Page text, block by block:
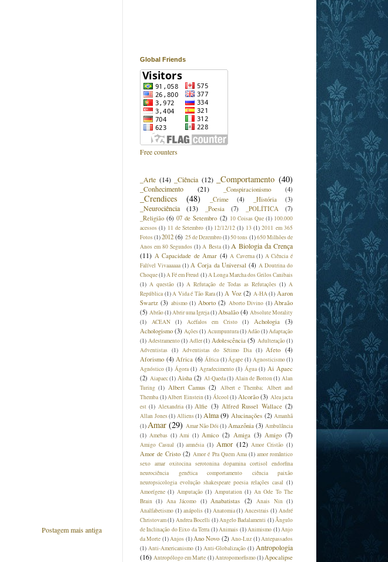
Postagem mais antiga
Global Friends
Free counters
_Arte (14) _Ciência (12) _Comportamento (40)
_Conhecimento (21) _Conspiracionismo (4)
_Crendices (48) _Crime (4) _História (3)
_Neurociência (13) _Poesia (7) _POLÍTICA
(7)
_Religião (6) 07 de Setembro (2) 10 Coisas Que (1) 100.000
acessos (1) 11 de Setembro (1) 12/12/12 (1) 13 (1) 2011 em 365
Fotos(1)2012 (6) 25 de Dezembro(1)50 tons (1)650 Milhões de
Anos em 80 Segundos (1) A Besta (1) A Biologia da Crença
(11) A Capacidade de Amar (4) A Caverna (1) A Ciência é
Falível Vivaaaaaa (1) A Corja da Universal (4) A Doutrina do
Choque(1)A Fé em Freud (1)A Longa Marcha dos Grilos Canibais
(1) A questão (1) A Refutação de Todas as Refutações (1) A
República (1) A Vida é Tão Rara (1) A Voz (2) A-HA (1) Aaron
Swartz (3) abismo (1) Aborto (2) Aborto Divino (1) Abraão
(5) Abrão(1)Abrir uma Igreja(1)Absalão (4) Absolute Morality
(1)
ACEAN (1) Acéfalos em Cristo (1) Achologia
(3)
Achologismo (3) Ações(1) Acumpuntura(1)Adão(1)Adaptação
(1) Adestramento(1) Adler(1) Adolescência (5) Adulteração(1)
Adventistas (1) Adventistas do Sétimo Dia (1) Afeto (4)
Aforismo (4) Africa (6) África (1)Ágape (1) Agnosticismo(1)
Agnóstico (1) Ágora (1) Agradecimento (1) Água (1) Ai Apaec
(2) Aiapaec(1) Aisha (2) Al-Qaeda(1) Alain de Botton(1) Alan
Turing (1) Albert Camus (2)
Albert e Themba; Albert and
Themba (1)Albert Einstein(1) Álcool (1) Alcorão (3) Alea jacta
est (1) Alexandria (1) Alfie (3) Alfred Russel Wallace (2)
Allan Jones(1) Alliens(1) Alma (9) Alucinações (2) Amanhã
(1)Amar (29) Amar Não Dói (1) Amazônia (3) Ambulância
(1) Amebas (1) Ami (1) Amico (2) Amiga (3) Amigo (7)
Amigo Casual (1) amnésia (1) Amor (12) Amor Cristão (1)
Amor de Cristo (2) Amor é Pra Quem Ama (1) amor romântico
sexo amar oxitocina serotonina dopamina cortisol endorfina
neurociência genética comportamento ciência paixão
neuropsicologia evolução shakespeare poesia relações casal (1)
Amorígene (1) Amputação (1) Amputation (1) An Ode To The
Brain (1) Ana Jácomo (1) Anabatistas (2) Anais Nin (1)
Analfabetismo (1) anápolis (1) Anatomia (1) Ancestrais (1) André
Christovam(1) Andrea Bocelli (1)Angelo Badalamenti (1)Ângulo
de Inclinação do Eixo da Terra (1)Animais (1)Animismo (1)Anjo
da Morte (1)Anjos (1)Ano Novo (2) Ano-Luz (1)Antepassados
(1) Anti-Americanismo (1) Anti-Globalização (1) Antropologia
(16) Antropólogo em Marte (1)Antropomorfismo(1)Apocalipse